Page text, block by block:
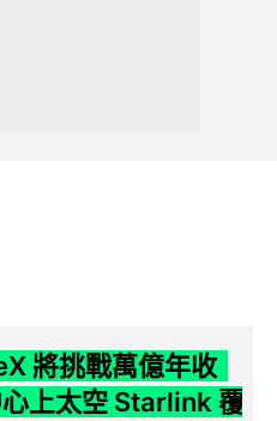
將挑戰萬億年收
上太空 Starlink 覆